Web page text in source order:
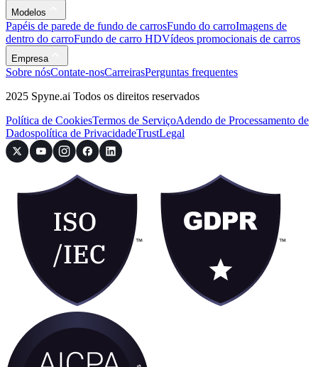
Modelos
Papéis de parede de fundo de carrosFundo do carroImagens de
dentro do carroFundo de carro HDVídeos promocionais de carros
Empresa
Sobre nósContate-nosCarreirasPerguntas frequentes
2025 Spyne.ai Todos os direitos reservados
Política de CookiesTermos de ServiçoAdendo de Processamento de
Dadospolítica de PrivacidadeTrustLegal